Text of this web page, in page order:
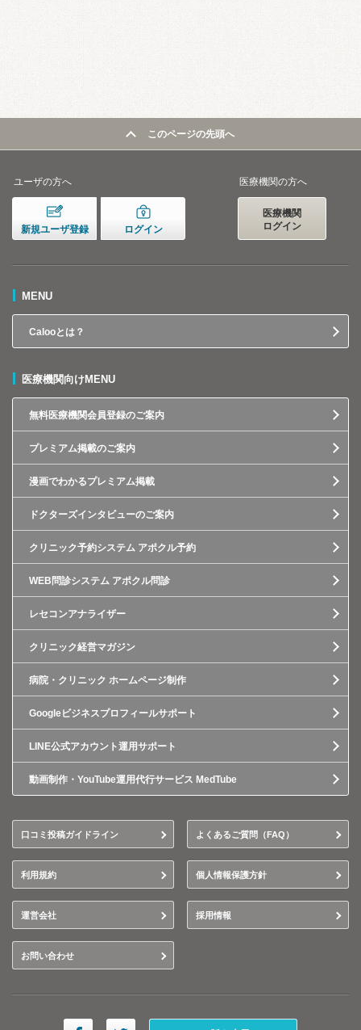
このページの先頭へ
ユーザの方へ
新規ユーザ登録 ログイン
医療機関の方へ
医療機関
ログイン
MENU
Calooとは？
医療機関向けMENU
無料医療機関会員登録のご案内
プレミアム掲載のご案内
漫画でわかるプレミアム掲載
ドクターズインタビューのご案内
クリニック予約システム アポクル予約
WEB問診システム アポクル問診
レセコンアナライザー
クリニック経営マガジン
病院・クリニック ホームページ制作
Googleビジネスプロフィールサポート
LINE公式アカウント運用サポート
動画制作・YouTube運用代行サービス MedTube
口コミ投稿ガイドライン よくあるご質問（FAQ）
利用規約 個人情報保護方針
運営会社 採用情報
お問い合わせ